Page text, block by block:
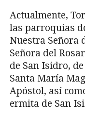
Actualmente,
las parroquias
Nuestra Señora
Señora del
de San Isidro,
Santa María
Apóstol, así
ermita de San